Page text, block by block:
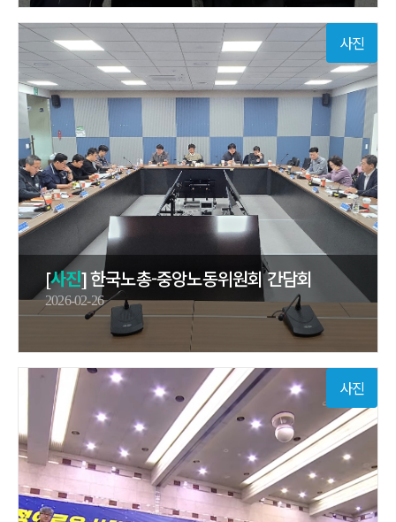
사진
[사진] 한국노총-중앙노동위원회 간담회
2026-02-26
사진